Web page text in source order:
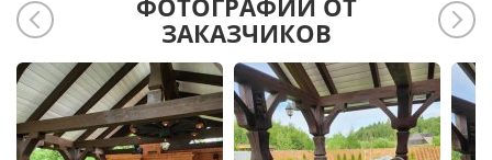
ФОТОГРАФИИ ОТ
ЗАКАЗЧИКОВ